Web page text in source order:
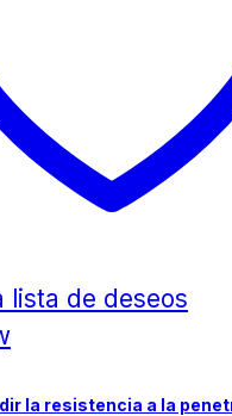
lista de deseos
la resistencia a la